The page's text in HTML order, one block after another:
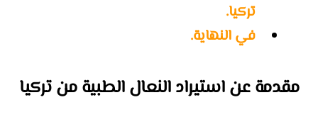
تركيا.
في النهاية.
مقدمة عن استيراد النعال الطبية من تركيا